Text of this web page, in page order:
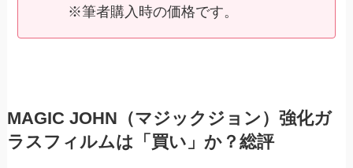
※筆者購入時の価格です。
MAGIC JOHN（マジックジョン）強化ガ
ラスフィルムは「買い」か？総評